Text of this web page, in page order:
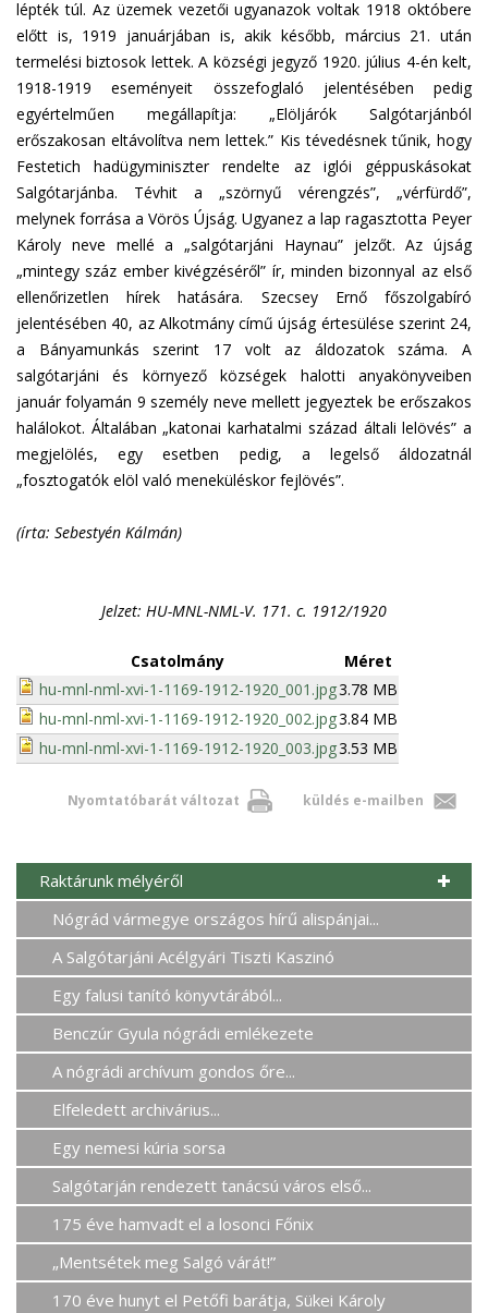
lépték túl. Az üzemek vezetői ugyanazok voltak 1918 októbere
előtt is, 1919 januárjában is, akik később, március 21. után
termelési biztosok lettek. A községi jegyző 1920. július 4-én kelt,
1918-1919 eseményeit összefoglaló jelentésében pedig
egyértelműen megállapítja: „Elöljárók Salgótarjánból
erőszakosan eltávolítva nem lettek.” Kis tévedésnek tűnik, hogy
Festetich hadügyminiszter rendelte az iglói géppuskásokat
Salgótarjánba. Tévhit a „szörnyű vérengzés”, „vérfürdő”,
melynek forrása a Vörös Újság. Ugyanez a lap ragasztotta Peyer
Károly neve mellé a „salgótarjáni Haynau” jelzőt. Az újság
„mintegy száz ember kivégzéséről” ír, minden bizonnyal az első
ellenőrizetlen hírek hatására. Szecsey Ernő főszolgabíró
jelentésében 40, az Alkotmány című újság értesülése szerint 24,
a Bányamunkás szerint 17 volt az áldozatok száma. A
salgótarjáni és környező községek halotti anyakönyveiben
január folyamán 9 személy neve mellett jegyeztek be erőszakos
halálokot. Általában „katonai karhatalmi század általi lelövés” a
megjelölés, egy esetben pedig, a legelső áldozatnál
„fosztogatók elöl való meneküléskor fejlövés”.
(írta: Sebestyén Kálmán)
Jelzet: HU-MNL-NML-V. 171. c. 1912/1920
Csatolmány
Méret
hu-mnl-nml-xvi-1-1169-1912-1920_001.jpg3.78 MB
hu-mnl-nml-xvi-1-1169-1912-1920_002.jpg3.84 MB
hu-mnl-nml-xvi-1-1169-1912-1920_003.jpg3.53 MB
Nyomtatóbarát változat küldés e-mailben
Raktárunk mélyéről
Nógrád vármegye országos hírű alispánjai...
A Salgótarjáni Acélgyári Tiszti Kaszinó
Egy falusi tanító könyvtárából...
Benczúr Gyula nógrádi emlékezete
A nógrádi archívum gondos őre...
Elfeledett archivárius...
Egy nemesi kúria sorsa
Salgótarján rendezett tanácsú város első...
175 éve hamvadt el a losonci Főnix
„Mentsétek meg Salgó várát!”
170 éve hunyt el Petőfi barátja, Sükei Károly